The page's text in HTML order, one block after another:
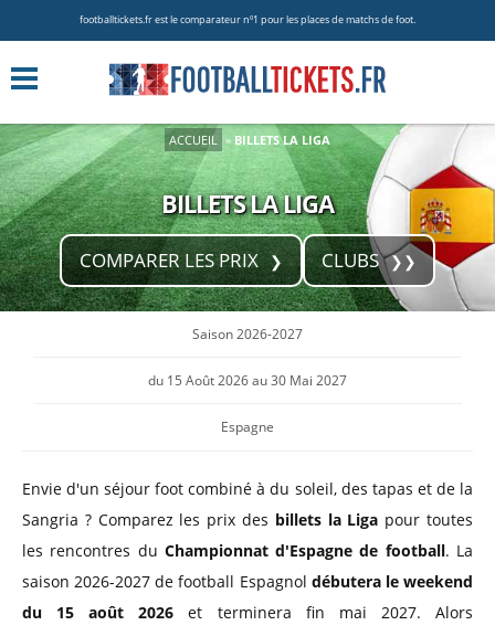
footballtickets.fr est le comparateur nº1 pour les places de matchs de foot.
ACCUEIL » BILLETS LA LIGA
BILLETS LA LIGA
COMPARER LES PRIX CLUBS
Saison 2026-2027
du 15 Août 2026 au 30 Mai 2027
Espagne
Envie d'un séjour foot combiné à du soleil, des tapas et de la
Sangria ? Comparez les prix des billets la Liga pour toutes
les rencontres du Championnat d'Espagne de football. La
saison 2026-2027 de football Espagnol débutera le weekend
du 15 août 2026 et terminera fin mai 2027. Alors